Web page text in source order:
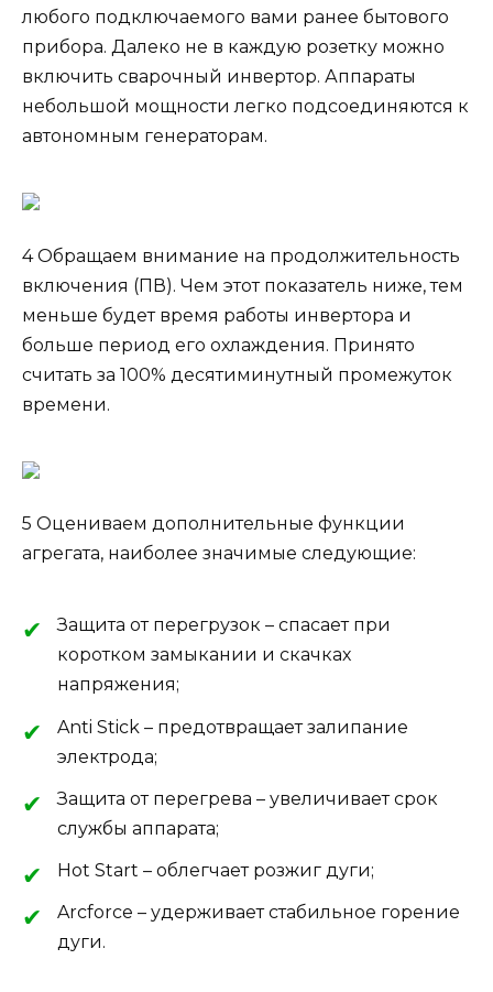
любого подключаемого вами ранее бытового
прибора. Далеко не в каждую розетку можно
включить сварочный инвертор. Аппараты
небольшой мощности легко подсоединяются к
автономным генераторам.
4 Обращаем внимание на продолжительность
включения (ПВ). Чем этот показатель ниже, тем
меньше будет время работы инвертора и
больше период его охлаждения. Принято
считать за 100% десятиминутный промежуток
времени.
5 Оцениваем дополнительные функции
агрегата, наиболее значимые следующие:
Защита от перегрузок – спасает при
коротком замыкании и скачках
напряжения;
Anti Stick – предотвращает залипание
электрода;
Защита от перегрева – увеличивает срок
службы аппарата;
Hot Start – облегчает розжиг дуги;
Arcforce – удерживает стабильное горение
дуги.